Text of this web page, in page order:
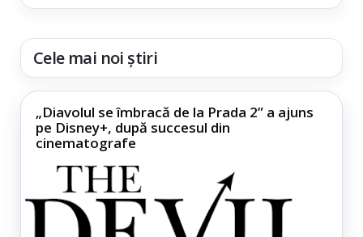
Cele mai noi știri
„Diavolul se îmbracă de la Prada 2” a ajuns
pe Disney+, după succesul din
cinematografe